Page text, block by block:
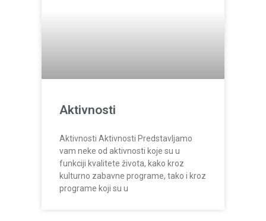
Aktivnosti
Aktivnosti Aktivnosti Predstavljamo
vam neke od aktivnosti koje su u
funkciji kvalitete života, kako kroz
kulturno zabavne programe, tako i kroz
programe koji su u